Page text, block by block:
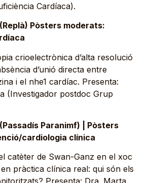
Cardíaca).
Pòsters moderats:
crioelectrònica d’alta resolució
d’unió directa entre
i el nhe1 cardíac. Presenta:
(Investigador postdoc Grup
Paranimf) | Pòsters
cardiologia clínica
catèter de Swan-Ganz en el xoc
pràctica clínica real: qui són els